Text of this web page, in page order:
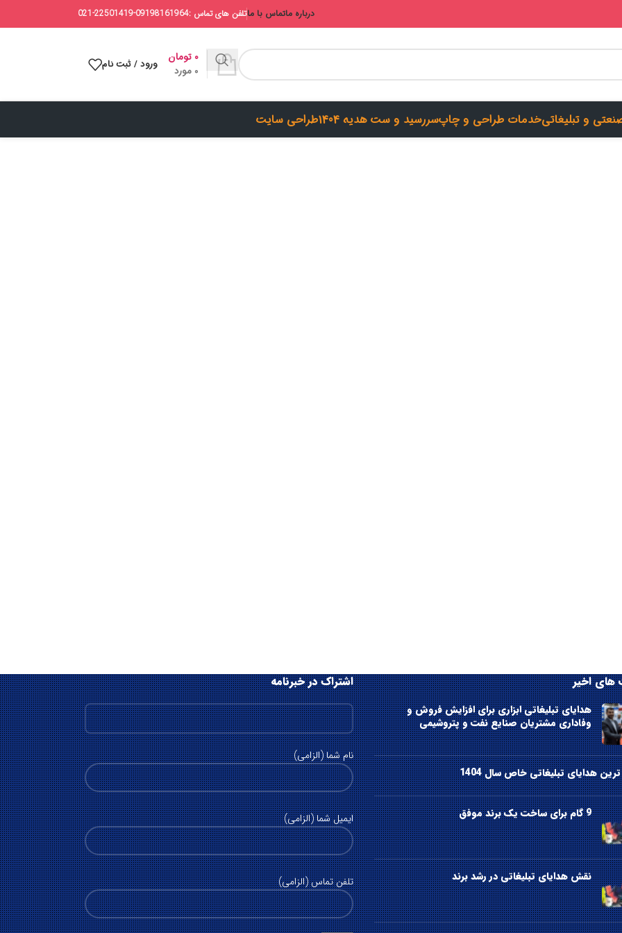
درباره ماتماس با ماتلفن های تماس :09198161964-22501419-021
0 مورد
۰ تومان ورود / ثبت نام
و تبلیغاتیخدمات طراحی و چاپسررسید و ست هدیه 1404 طراحی سایت
اخیر
هدایای تبلیغاتی ابزاری برای افزایش فروش و
وفاداری مشتریان صنایع نفت و پتروشیمی
هدایای تبلیغاتی خاص سال 1404
9 گام برای ساخت یک برند موفق
نقش هدایای تبلیغاتی در رشد برند
اشتراک در خبرنامه
نام شما (الزامی)
ایمیل شما (الزامی)
تلفن تماس (الزامی)